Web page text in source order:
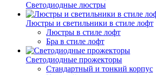
Светодиодные люстры
Люстры и светильники в стиле лофт
Люстры в стиле лофт
Бра в стиле лофт
Светодиодные прожекторы
Стандартный и тонкий корпус